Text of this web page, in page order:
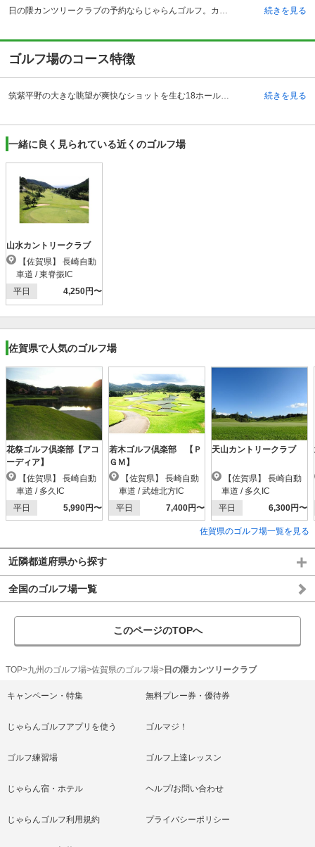
日の隈カンツリークラブの予約ならじゃらんゴルフ。カートの有無や利用税、キャンセル料、ナイター設備、駐車場などのコース情報はもちろん、口コミ、フォトギャラリーなどコースの難易度や攻略に役立つ情報充実、予約する度にポイントが貯まるのでお得にゴルフをお楽しみ頂けます。 佐賀県神埼市の日の隈カンツリークラブは、東脊振インターチェンジから車で約10分、神埼駅からタクシーで約5分の場所にあるゴルフ場です。佐賀市内からも約20分と絶好のアクセスにあることから、佐賀県内はもちろん、福岡県からも多くのゴルファーが訪れます。昭和51年に開場した長い歴史をもっていますが、平成24年にリニューアルし、より快適にゴルフが楽しめる空間として生まれ変わっています。クラブハウスは、和風の落ち着いた佇まいが魅力。カウンター、ロッカールーム、レストラン、コンペルームを完備し、アットホームな接客とインテリアとなっています。レストランでは、自慢のメニューに舌鼓。また、バーチャルゴルフを楽しめる設備も整っています。 続きを見る
ゴルフ場のコース特徴
筑紫平野の大きな眺望が爽快なショットを生む18ホールの丘陵コースです。自然の起伏を生かしたつくりで、戦略的に富むコース設計は、正確なショットが求められ、ゴルフスピリットをかき立てます。フェアウェイは部分的に狭い所もありますが、全体にはワイドです。クロスバンカーも少なく、１グリーンの周囲もフラットで起伏もないので、好スコアが期待できます。７番は、打ち下ろしの左ドッグレッグ。グリーン手前を小川が流れており、距離も長いのでティショットの落とし所がポイントとなり、難しさがあります。3番、9番は、真っすぐでフラットなホールとなっています。おひとり様、グループなど人数に関わらず、気軽にプレーすることができます。 続きを見る
一緒に良く見られている近くのゴルフ場
山水カントリークラブ
車道 / 東脊振IC
平日
4,250円〜
佐賀県で人気のゴルフ場
花祭ゴルフ倶楽部【アコ
ーディア】
車道 / 多久IC
平日
5,990円〜
若木ゴルフ倶楽部 【Ｐ
ＧＭ】
車道 / 武雄北方IC
平日
7,400円〜
天山カントリークラブ
車道 / 多久IC
平日
6,300円〜
佐賀県のゴルフ場一覧を見る
近隣都道府県から探す
全国のゴルフ場一覧
このページのTOPへ
TOP 九州のゴルフ場 佐賀県のゴルフ場 日の隈カンツリークラブ
キャンペーン・特集 無料プレー券・優待券
じゃらんゴルフアプリを使う ゴルマジ！
ゴルフ練習場 ゴルフ上達レッスン
じゃらん宿・ホテル ヘルプ/お問い合わせ
じゃらんゴルフ利用規約 プライバシーポリシー